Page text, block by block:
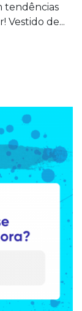
tendências
Vestido de...